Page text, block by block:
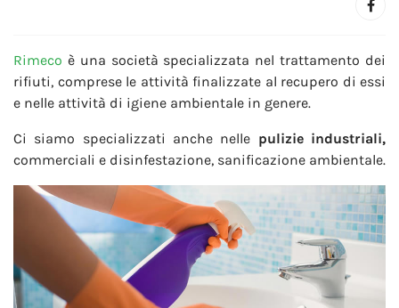
Rimeco è una società specializzata nel trattamento dei
rifiuti, comprese le attività finalizzate al recupero di essi
e nelle attività di igiene ambientale in genere.
Ci siamo specializzati anche nelle pulizie industriali,
commerciali e disinfestazione, sanificazione ambientale.